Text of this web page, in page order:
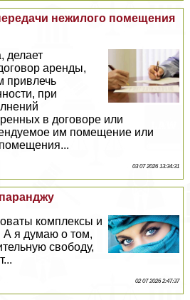
нежилого помещения
делает
аренды,
привлечь
при
в договоре или
им помещение или
03 07 2026 13:34:31
комплексы и
я думаю о том,
свободу,
02 07 2026 2:47:37